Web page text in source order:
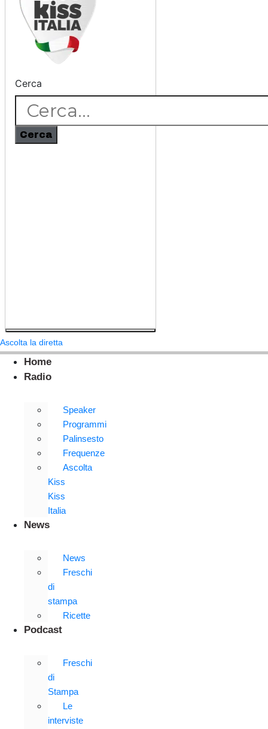
Cerca
Cerca
Ascolta la diretta
Home
Radio
Speaker
Programmi
Palinsesto
Frequenze
Ascolta
Kiss
Kiss
Italia
News
News
Freschi
di
stampa
Ricette
Podcast
Freschi
di
Stampa
Le
interviste